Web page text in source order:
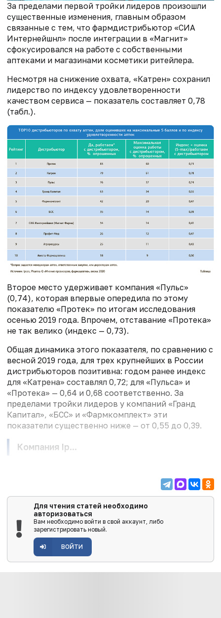
За пределами первой тройки лидеров произошли
существенные изменения, главным образом
связанные с тем, что фармдистрибьютор «СИА
Интернейшнл» после интеграции в «Магнит»
сфокусировался на работе с собственными
аптеками и магазинами косметики ритейлера.
Несмотря на снижение охвата, «Катрен» сохранил
лидерство по индексу удовлетворенности
качеством сервиса — показатель составляет 0,78
(табл.).
Второе место удерживает компания «Пульс»
(0,74), которая впервые опередила по этому
показателю «Протек» по итогам исследования
осенью 2019 года. Впрочем, отставание «Протека»
не так велико (индекс — 0,73).
Общая динамика этого показателя, по сравнению с
весной 2019 года, для трех крупнейших в России
дистрибьюторов позитивна: годом ранее индекс
для «Катрена» составлял 0,72; для «Пульса» и
«Протека» — 0,64 и 0,68 соответственно. За
пределами тройки лидеров у компаний «Гранд
Капитал», «БСС» и «Фармкомплект» эти
показатели существенно ниже — от 0,55 до 0,39.
Компания Ip...
Для чтения статей необходимо
авторизоваться
Вам необходимо войти в свой аккаунт, либо
зарегистрировать новый.
ВОЙТИ